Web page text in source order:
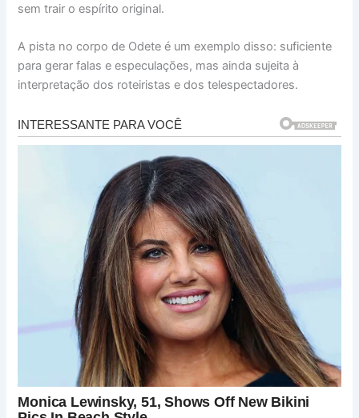
sem trair o espírito original.
A pista no corpo de Odete é um exemplo disso: suficiente
para gerar falas e especulações, mas ainda sujeita à
interpretação dos roteiristas e dos telespectadores.